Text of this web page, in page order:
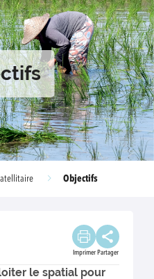
Objectifs
Imprimer Partager
le spatial pour